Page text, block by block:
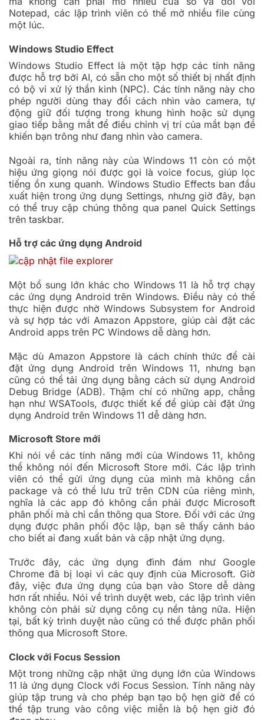
Notepad, các lập trình viên có thể mở nhiều file cùng
một lúc.
Windows Studio Effect
Windows Studio Effect là một tập hợp các tính năng
được hỗ trợ bởi AI, có sẵn cho một số thiết bị nhất định
có bộ vi xử lý thần kinh (NPC). Các tính năng này cho
phép người dùng thay đổi cách nhìn vào camera, tự
động giữ đối tượng trong khung hình hoặc sử dụng
giao tiếp bằng mắt để điều chỉnh vị trí của mắt bạn để
khiến bạn trông như đang nhìn vào camera.
Ngoài ra, tính năng này của Windows 11 còn có một
hiệu ứng giọng nói được gọi là voice focus, giúp lọc
tiếng ồn xung quanh. Windows Studio Effects ban đầu
xuất hiện trong ứng dụng Settings, nhưng giờ đây, bạn
có thể truy cập chúng thông qua panel Quick Settings
trên taskbar.
Hỗ trợ các ứng dụng Android
Một bổ sung lớn khác cho Windows 11 là hỗ trợ chạy
các ứng dụng Android trên Windows. Điều này có thể
thực hiện được nhờ Windows Subsystem for Android
và sự hợp tác với Amazon Appstore, giúp cài đặt các
Android apps trên PC Windows dễ dàng hơn.
Mặc dù Amazon Appstore là cách chính thức để cài
đặt ứng dụng Android trên Windows 11, nhưng bạn
cũng có thể tải ứng dụng bằng cách sử dụng Android
Debug Bridge (ADB). Thậm chí có những app, chẳng
hạn như WSATools, được thiết kế để giúp cài đặt ứng
dụng Android trên Windows 11 dễ dàng hơn.
Microsoft Store mới
Khi nói về các tính năng mới của Windows 11, không
thể không nói đến Microsoft Store mới. Các lập trình
viên có thể gửi ứng dụng của mình mà không cần
package và có thể lưu trữ trên CDN của riêng mình,
nghĩa là các app đó không cần phải được Microsoft
phân phối mà chỉ cần thông qua Store. Đối với các ứng
dụng được phân phối độc lập, bạn sẽ thấy cảnh báo
cho biết ai đang xuất bản và cập nhật ứng dụng.
Trước đây, các ứng dụng đình đám như Google
Chrome đã bị loại vì các quy định của Microsoft. Giờ
đây, việc đưa ứng dụng của bạn vào Store dễ dàng
hơn rất nhiều. Nói về trình duyệt web, các lập trình viên
không còn phải sử dụng công cụ nền tảng nữa. Hiện
tại, bất kỳ trình duyệt nào cũng có thể được phân phối
thông qua Microsoft Store.
Clock với Focus Session
Một trong những cập nhật ứng dụng lớn của Windows
11 là ứng dụng Clock với Focus Session. Tính năng này
giúp tập trung và cho phép bạn tạo bộ hẹn giờ để có
thể tập trung vào công việc miễn là bộ hẹn giờ đó